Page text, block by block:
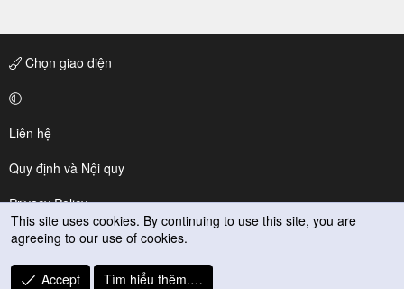
Chọn giao diện
Liên hệ
Quy định và Nội quy
Privacy Policy
Trợ giúp
R
This site uses cookies. By continuing to use this site, you are
agreeing to our use of cookies.
Accept Tìm hiểu thêm.…